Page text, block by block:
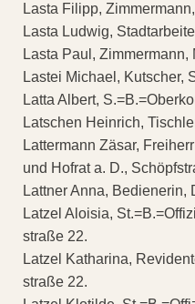
Lasta Filipp,
Lasta Ludwig,
Lasta Paul, Zimmermann,
Lastei Michael, Kutscher,
Latta Albert,
Latschen Heinrich,
Lattermann Zäsar,
und Hofrat a. D.,
Lattner Anna, Bedienerin,
Latzel Aloisia,
straße 22.
Latzel Katharina,
straße 22.